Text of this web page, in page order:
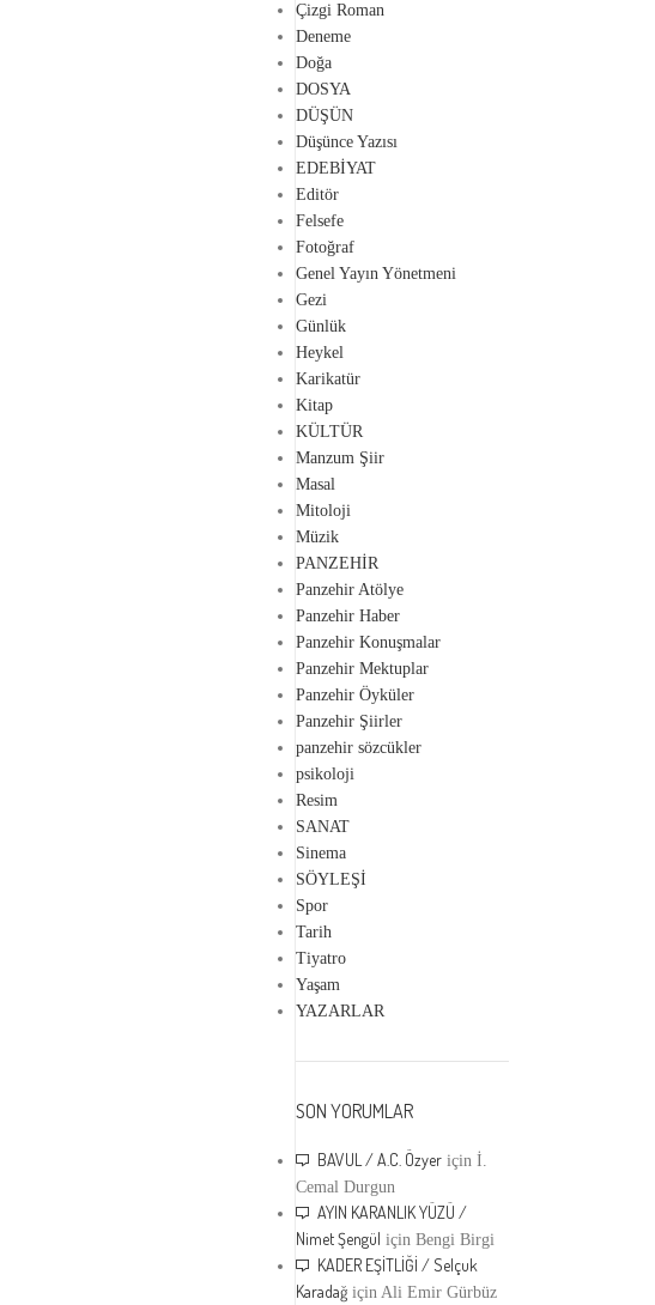
Çizgi Roman
Deneme
Doğa
DOSYA
DÜŞÜN
Düşünce Yazısı
EDEBİYAT
Editör
Felsefe
Fotoğraf
Genel Yayın Yönetmeni
Gezi
Günlük
Heykel
Karikatür
Kitap
KÜLTÜR
Manzum Şiir
Masal
Mitoloji
Müzik
PANZEHİR
Panzehir Atölye
Panzehir Haber
Panzehir Konuşmalar
Panzehir Mektuplar
Panzehir Öyküler
Panzehir Şiirler
panzehir sözcükler
psikoloji
Resim
SANAT
Sinema
SÖYLEŞİ
Spor
Tarih
Tiyatro
Yaşam
YAZARLAR
SON YORUMLAR
BAVUL / A.C. Özyer içinİ.
Cemal Durgun
AYIN KARANLIK YÜZÜ /
Nimet Şengül içinBengi Birgi
KADER EŞİTLİĞİ / Selçuk
Karadağ içinAli Emir Gürbüz